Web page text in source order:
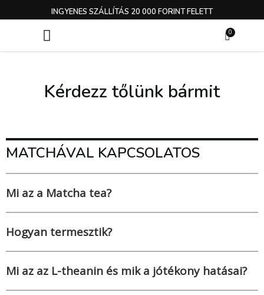
to
INGYENES SZÁLLÍTÁS 20 000 FORINT FELETT
0
Kosár
Kérdezz tőlünk bármit
MATCHÁVAL KAPCSOLATOS
Mi az a Matcha tea?
Hogyan termesztik?
Mi az az L-theanin és mik a jótékony hatásai?